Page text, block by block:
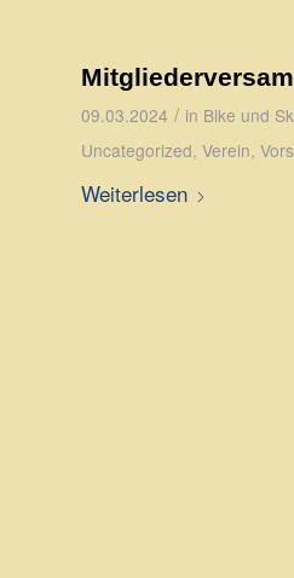
09.03.2024 / in Bike und
Uncategorized, Verein,
Weiterlesen